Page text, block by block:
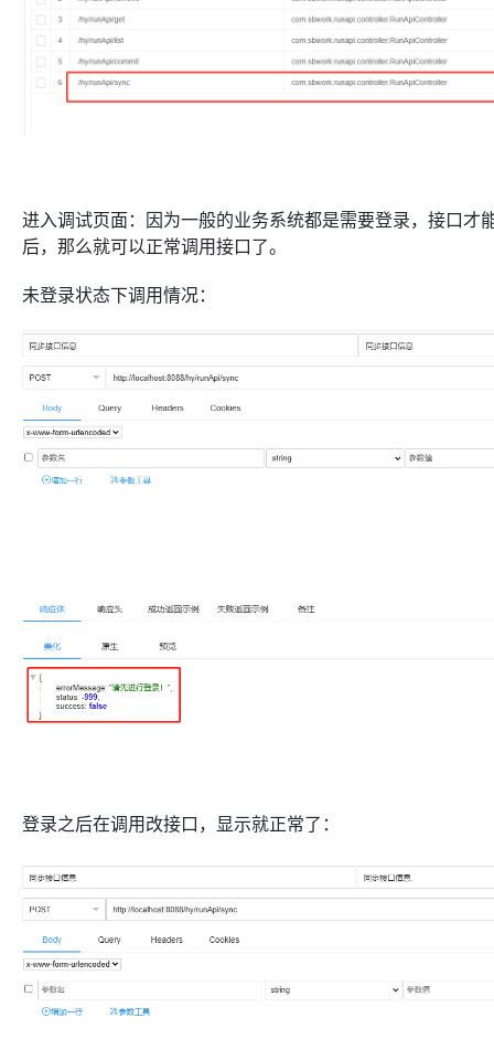
进入调试页面：因为一般的业务系统都是需要登录，接口
后，那么就可以正常调用接口了。
未登录状态下调用情况：
登录之后在调用改接口，显示就正常了：